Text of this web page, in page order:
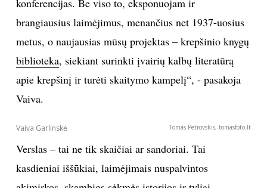
konferencijas. Be viso to, eksponuojam ir
brangiausius laimėjimus, menančius net 1937-uosius
metus, o naujausias mūsų projektas – krepšinio knygų
biblioteka, siekiant surinkti įvairių kalbų literatūrą
apie krepšinį ir turėti skaitymo kampelį“, - pasakoja
Vaiva.